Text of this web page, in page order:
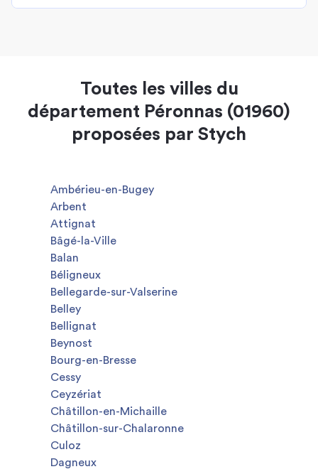
Toutes les villes du
département Péronnas (01960)
proposées par Stych
Ambérieu-en-Bugey
Arbent
Attignat
Bâgé-la-Ville
Balan
Béligneux
Bellegarde-sur-Valserine
Belley
Bellignat
Beynost
Bourg-en-Bresse
Cessy
Ceyzériat
Châtillon-en-Michaille
Châtillon-sur-Chalaronne
Culoz
Dagneux